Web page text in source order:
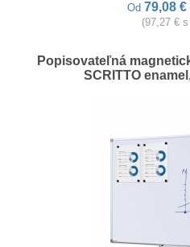
Od 79,08 €
(97,27 €
Popisovateľná
SCRITTO